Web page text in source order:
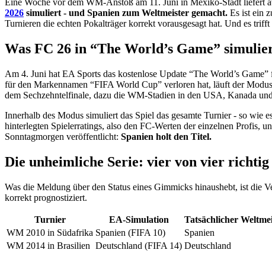
Eine Woche vor dem WM-Anstoß am 11. Juni in Mexiko-Stadt liefert
2026 simuliert - und Spanien zum Weltmeister gemacht. Es ist ein
Turnieren die echten Pokalträger korrekt vorausgesagt hat. Und es
Was FC 26 in “The World’s Game”
Am 4. Juni hat EA Sports das kostenlose Update “The World’s
für den Markennamen “FIFA World Cup” verloren hat, läuft der
dem Sechzehntelfinale, dazu die WM-Stadien in den USA, Kanada
Innerhalb des Modus simuliert das Spiel das gesamte Turnier - so
hinterlegten Spielerratings, also den FC-Werten der einzelnen Profis,
Sonntagmorgen veröffentlicht: Spanien holt den Titel.
Die unheimliche Serie: vier von vier richtig
Was die Meldung über den Status eines Gimmicks hinaushebt, ist die
korrekt prognostiziert.
Turnier EA-Simulation
Tatsächlicher
WM 2010 in Südafrika Spanien (FIFA 10)
Spanien
WM 2014 in Brasilien Deutschland (FIFA 14) Deutschland